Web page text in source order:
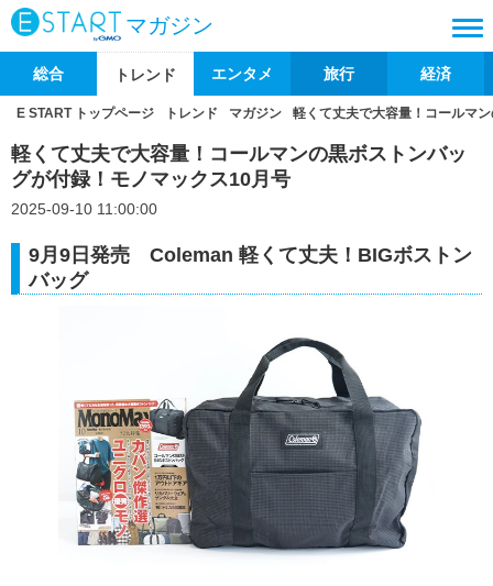
マガジン
総合 トレンド エンタメ 旅行 経済
E START トップページ トレンド マガジン 軽くて丈夫で大容量！コールマ
軽くて丈夫で大容量！コールマンの黒ボストンバッ
グが付録！モノマックス10月号
2025-09-10 11:00:00
9月9日発売 Coleman 軽くて丈夫！BIGボストン
バッグ